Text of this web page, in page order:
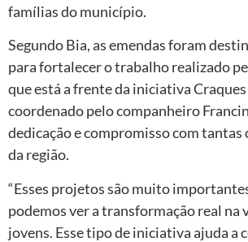
famílias do município.
Segundo Bia, as emendas foram
para fortalecer o trabalho realizado
que está a frente da iniciativa
coordenado pelo companheiro
dedicação e compromisso com tantas
da região.
“Esses projetos são muito
podemos ver a transformação real na
jovens. Esse tipo de iniciativa ajuda a